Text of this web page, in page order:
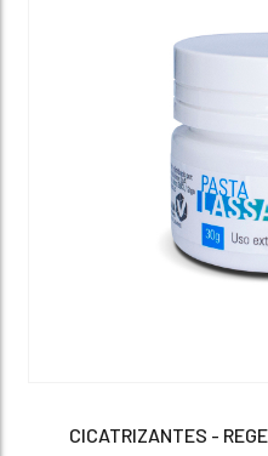
CICATRIZANTES -